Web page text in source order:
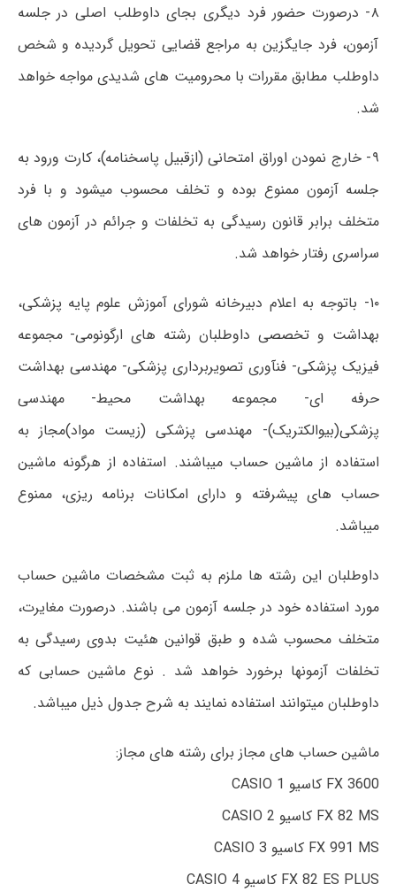
۸- درصورت حضور فرد دیگری بجای داوطلب اصلی در جلسه
آزمون، فرد جایگزین به مراجع قضایی تحویل گردیده و شخص
داوطلب مطابق مقررات با محرومیت های شدیدی مواجه خواهد
شد.
۹- خارج نمودن اوراق امتحانی (ازقبیل پاسخنامه)، کارت ورود به
جلسه آزمون ممنوع بوده و تخلف محسوب میشود و با فرد
متخلف برابر قانون رسیدگی به تخلفات و جرائم در آزمون های
سراسری رفتار خواهد شد.
۱۰- باتوجه به اعلام دبیرخانه شورای آموزش علوم پایه پزشکی،
بهداشت و تخصصی داوطلبان رشته های ارگونومی- مجموعه
فیزیک پزشکی- فنآوری تصویربرداری پزشکی- مهندسی بهداشت
حرفه ای- مجموعه بهداشت محیط- مهندسی
پزشکی(بیوالکتریک)- مهندسی پزشکی (زیست مواد)مجاز به
استفاده از ماشین حساب میباشند. استفاده از هرگونه ماشین
حساب های پیشرفته و دارای امکانات برنامه ریزی، ممنوع
میباشد.
داوطلبان این رشته ها ملزم به ثبت مشخصات ماشین حساب
مورد استفاده خود در جلسه آزمون می باشند. درصورت مغایرت،
متخلف محسوب شده و طبق قوانین هئیت بدوی رسیدگی به
تخلفات آزمونها برخورد خواهد شد . نوع ماشین حسابی که
داوطلبان میتوانند استفاده نمایند به شرح جدول ذیل میباشد.
ماشین حساب های مجاز برای رشته های مجاز:
FX 3600 کاسیو CASIO 1
FX 82 MS کاسیو CASIO 2
FX 991 MS کاسیو CASIO 3
FX 82 ES PLUS کاسیو CASIO 4